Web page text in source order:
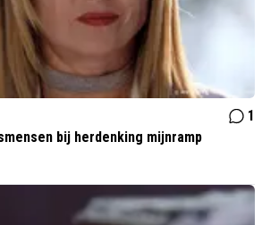
1
bij herdenking mijnramp